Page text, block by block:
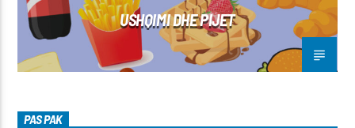
USHQIMI DHE PIJET
PAS PAK